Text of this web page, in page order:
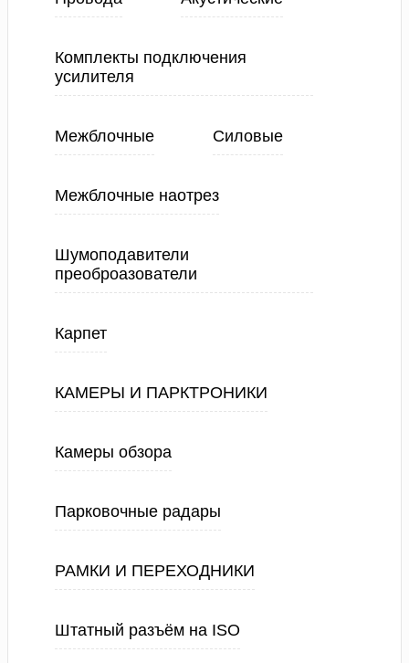
Комплекты подключения
усилителя
Межблочные Силовые
Межблочные наотрез
Шумоподавители
преоброазователи
Карпет
КАМЕРЫ И ПАРКТРОНИКИ
Камеры обзора
Парковочные радары
РАМКИ И ПЕРЕХОДНИКИ
Штатный разъём на ISO